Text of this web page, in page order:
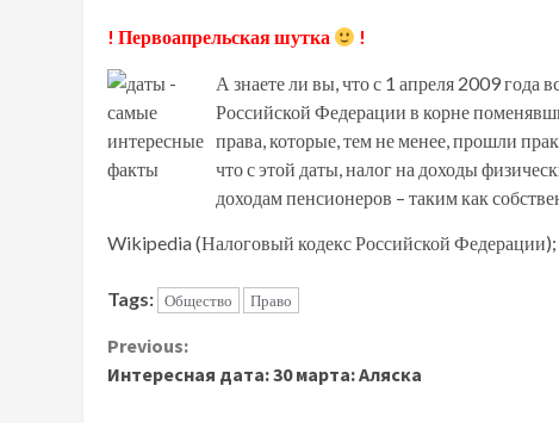
! Первоапрельская шутка !
А знаете ли вы, что с 1 апреля 2009 года
Российской Федерации в корне
права, которые, тем не менее, прошли
что с этой даты, налог на доходы
доходам пенсионеров – таким как
Wikipedia (Налоговый кодекс Российской
Tags: Общество Право
Continue
Reading
Previous:
Интересная дата: 30 марта: Аляска